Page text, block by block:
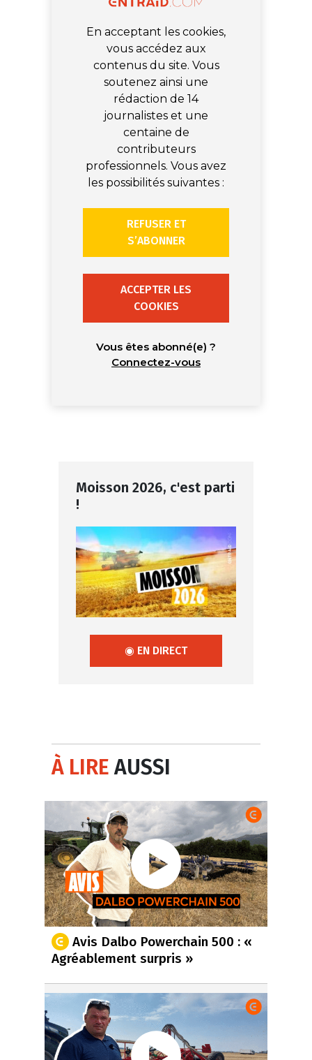
En acceptant les cookies,
vous accédez aux
contenus du site. Vous
soutenez ainsi une
rédaction de 14
journalistes et une
centaine de
contributeurs
professionnels. Vous avez
les possibilités suivantes :
REFUSER ET
S’ABONNER
ACCEPTER LES
COOKIES
Vous êtes abonné(e) ?
Connectez-vous
Moisson 2026, c'est parti
!
◉ EN DIRECT
À LIREAUSSI
Avis Dalbo Powerchain 500 : «
Agréablement surpris »